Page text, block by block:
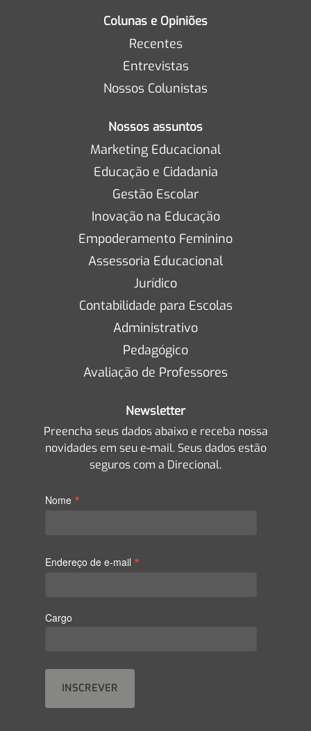
Colunas e Opiniões
Recentes
Entrevistas
Nossos Colunistas
Nossos assuntos
Marketing Educacional
Educação e Cidadania
Gestão Escolar
Inovação na Educação
Empoderamento Feminino
Assessoria Educacional
Jurídico
Contabilidade para Escolas
Administrativo
Pedagógico
Avaliação de Professores
Newsletter
Preencha seus dados abaixo e receba nossa
novidades em seu e-mail. Seus dados estão
seguros com a Direcional.
Nome *
Endereço de e-mail *
Cargo